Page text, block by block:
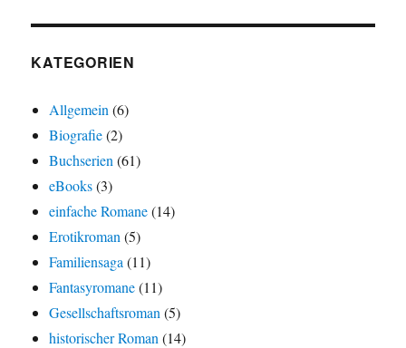
KATEGORIEN
Allgemein (6)
Biografie(2)
Buchserien (61)
eBooks(3)
einfache Romane(14)
Erotikroman (5)
Familiensaga (11)
Fantasyromane(11)
Gesellschaftsroman (5)
historischer Roman (14)